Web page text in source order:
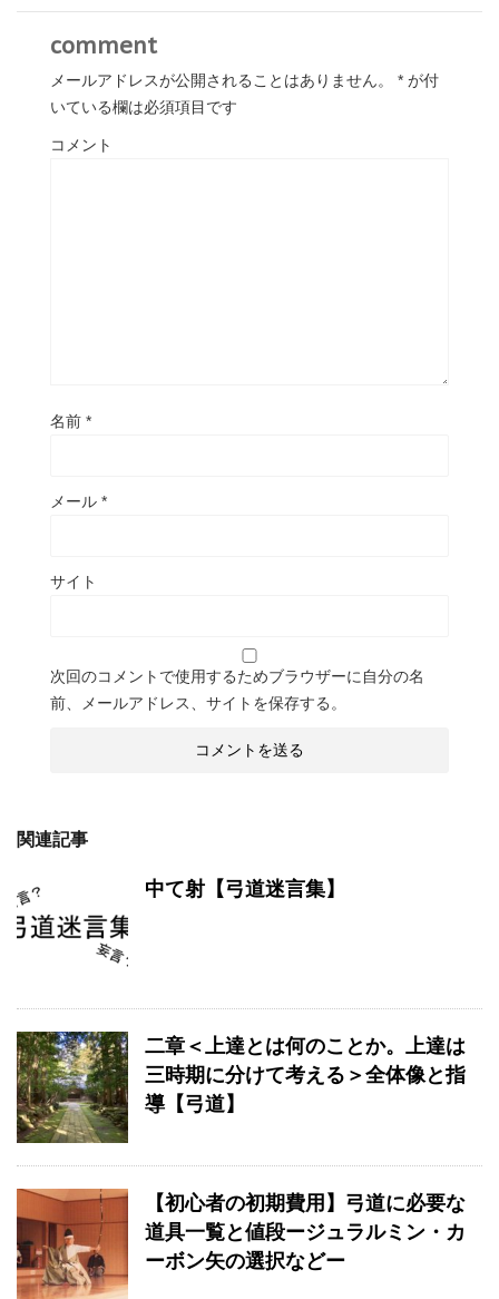
comment
メールアドレスが公開されることはありません。 * が付
いている欄は必須項目です
コメント
名前 *
メール *
サイト
次回のコメントで使用するためブラウザーに自分の名
前、メールアドレス、サイトを保存する。
関連記事
中て射【弓道迷言集】
二章＜上達とは何のことか。上達は
三時期に分けて考える＞全体像と指
導【弓道】
【初心者の初期費用】弓道に必要な
道具一覧と値段ージュラルミン・カ
ーボン矢の選択などー